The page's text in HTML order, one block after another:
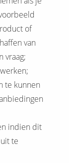
of
van
vraag;
te kunnen
indien dit
te